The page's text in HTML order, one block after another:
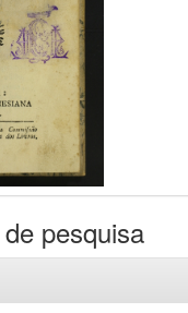
pesquisa